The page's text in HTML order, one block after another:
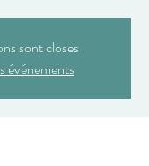
sont closes
événements